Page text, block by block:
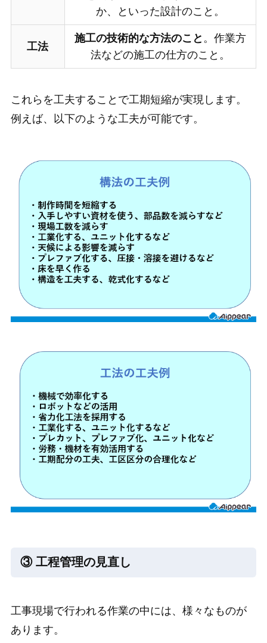
か、といった設計のこと。
工法
施工の技術的な方法のこと 。作業方
法などの施工の仕方のこと。
これらを工夫することで工期短縮が実現します。
例えば、以下のような工夫が可能です。
③ 工程管理の見直し
工事現場で行われる作業の中には、様々なものが
あります。